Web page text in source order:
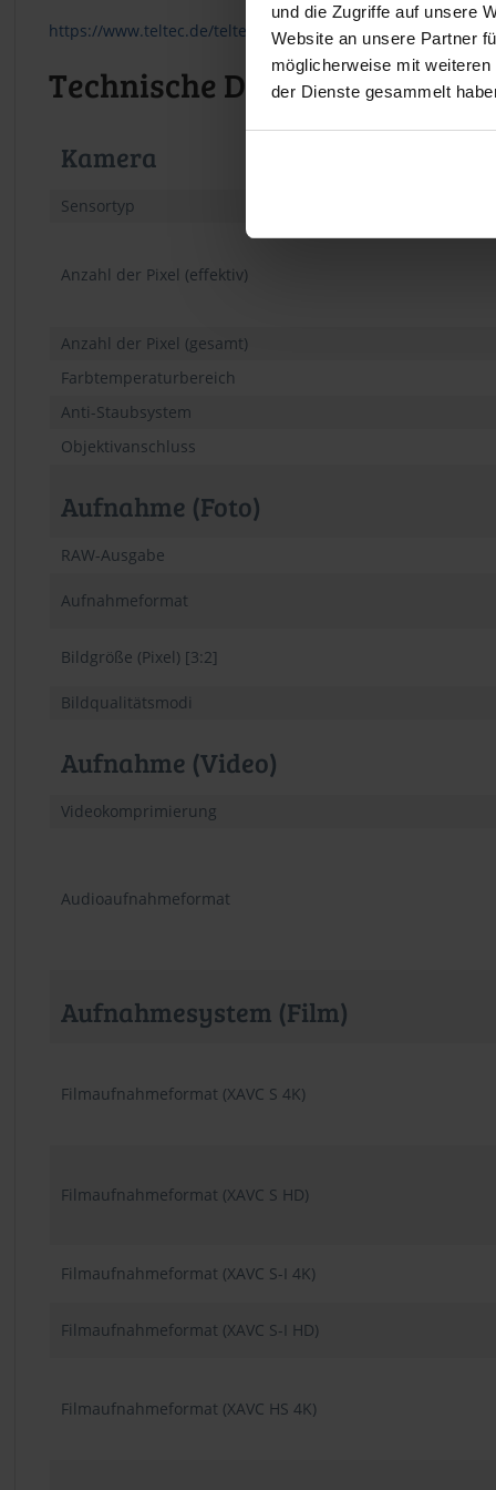
und die Zugriffe auf unsere
Website an unsere Partner
möglicherweise mit
der Dienste gesammelt
https://www.teltec.de/teltec-schutzprogramm
Technische Daten
Kamera
Sensortyp
Anzahl der Pixel (effektiv)
Anzahl der Pixel (gesamt)
Farbtemperaturbereich
Anti-Staubsystem
Objektivanschluss
Aufnahme (Foto)
RAW-Ausgabe
Aufnahmeformat
Bildgröße (Pixel) [3:2]
Bildqualitätsmodi
Aufnahme (Video)
Videokomprimierung
Audioaufnahmeformat
Aufnahmesystem (Film)
Filmaufnahmeformat (XAVC S 4K)
Filmaufnahmeformat (XAVC S HD)
Filmaufnahmeformat (XAVC S-I 4K)
Filmaufnahmeformat (XAVC S-I HD)
Filmaufnahmeformat (XAVC HS 4K)